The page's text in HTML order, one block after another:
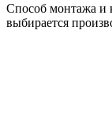
Способ монтажа и
выбирается